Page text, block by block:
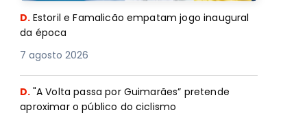
D. Estoril e Famalicão empatam jogo inaugural
da época
7 agosto 2026
D. "A Volta passa por Guimarães” pretende
aproximar o público do ciclismo